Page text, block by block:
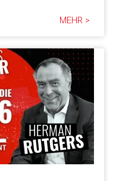
MEHR >